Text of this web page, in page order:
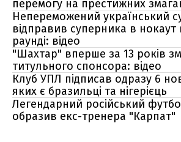
перемогу на престижних
Непереможений український
відправив суперника в
раунді: відео
"Шахтар" вперше за 13 років
титульного спонсора: відео
Клуб УПЛ підписав одразу 6
яких є бразильці та нігерієць
Легендарний російський
образив екс-тренера "Карпат"